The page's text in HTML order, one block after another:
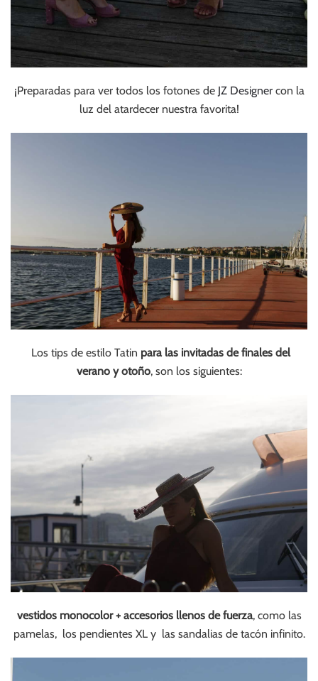
¡Preparadas para ver todos los fotones de JZ Designercon la
luz del atardecer nuestra favorita!
Los tips de estilo Tatin para las invitadas de finales del
verano y otoño, son los siguientes:
vestidos monocolor + accesorios llenos de fuerza, como las
pamelas, los pendientes XL y las sandalias de tacón infinito.